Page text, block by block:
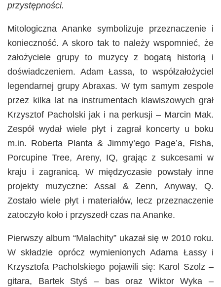
przystępności.
Mitologiczna Ananke symbolizuje przeznaczenie i
konieczność. A skoro tak to należy wspomnieć, że
założyciele grupy to muzycy z bogatą historią i
doświadczeniem. Adam Łassa, to współzałożyciel
legendarnej grupy Abraxas. W tym samym zespole
przez kilka lat na instrumentach klawiszowych grał
Krzysztof Pacholski jak i na perkusji – Marcin Mak.
Zespół wydał wiele płyt i zagrał koncerty u boku
m.in. Roberta Planta & Jimmy’ego Page’a, Fisha,
Porcupine Tree, Areny, IQ, grając z sukcesami w
kraju i zagranicą. W międzyczasie powstały inne
projekty muzyczne: Assal & Zenn, Anyway, Q.
Zostało wiele płyt i materiałów, lecz przeznaczenie
zatoczyło koło i przyszedł czas na Ananke.
Pierwszy album “Malachity” ukazał się w 2010 roku.
W składzie oprócz wymienionych Adama Łassy i
Krzysztofa Pacholskiego pojawili się: Karol Szolz –
gitara, Bartek Styś – bas oraz Wiktor Wyka –